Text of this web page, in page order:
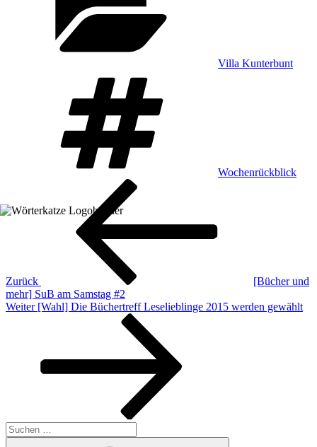
Villa Kunterbunt
Wochenrückblick
Beitragsnavigation
Zurück
[Bücher und
mehr] SuB am Samstag #2
Nächster
Weiter [Wahl] Die Büchertreff Leselieblinge 2015 werden gewählt
Suche
nach: